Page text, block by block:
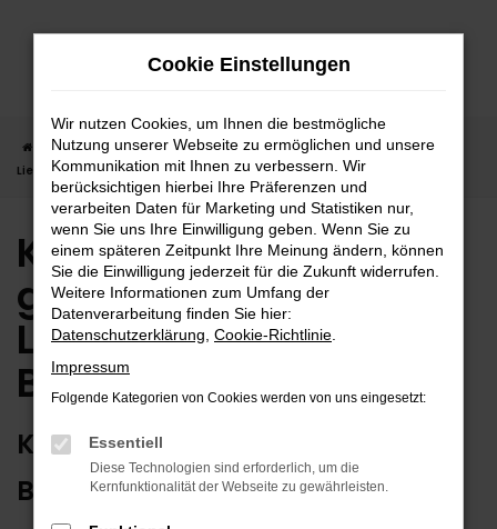
Zum
Startseite Balingen Kia
Kia Ceed in Balingen günstig kaufen |
Lieferservice nach Balingen
Kia Ceed in Balingen
günstig kaufen |
Lieferservice nach
Balingen
KIA CEED – ERSTKLASSIG FÜR
BALINGEN GEEIGNET
Cookie Einstellungen
Wir nutzen Cookies, um Ihnen die bestmögliche
Nutzung unserer Webseite zu ermöglichen und unsere
Kommunikation mit Ihnen zu verbessern. Wir
berücksichtigen hierbei Ihre Präferenzen und
verarbeiten Daten für Marketing und Statistiken nur,
wenn Sie uns Ihre Einwilligung geben. Wenn Sie zu
einem späteren Zeitpunkt Ihre Meinung ändern, können
Sie die Einwilligung jederzeit für die Zukunft widerrufen.
Weitere Informationen zum Umfang der
Datenverarbeitung finden Sie hier:
Datenschutzerklärung Cookie-Richtlinie
Impressum
Folgende Kategorien von Cookies werden von uns eingesetzt:
Essentiell
Diese Technologien sind erforderlich, um die
Kernfunktionalität der Webseite zu gewährleisten.